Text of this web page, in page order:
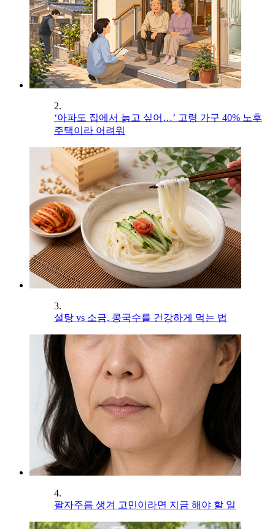
2.
‘아파도 집에서 늙고 싶어…’ 고령 가구 40% 노후
주택이라 어려워
3.
설탕 vs 소금, 콩국수를 건강하게 먹는 법
4.
팔자주름 생겨 고민이라면 지금 해야 할 일